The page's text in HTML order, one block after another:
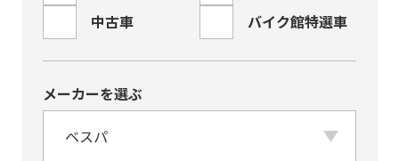
中古車
バイク館特選車
メーカーを選ぶ